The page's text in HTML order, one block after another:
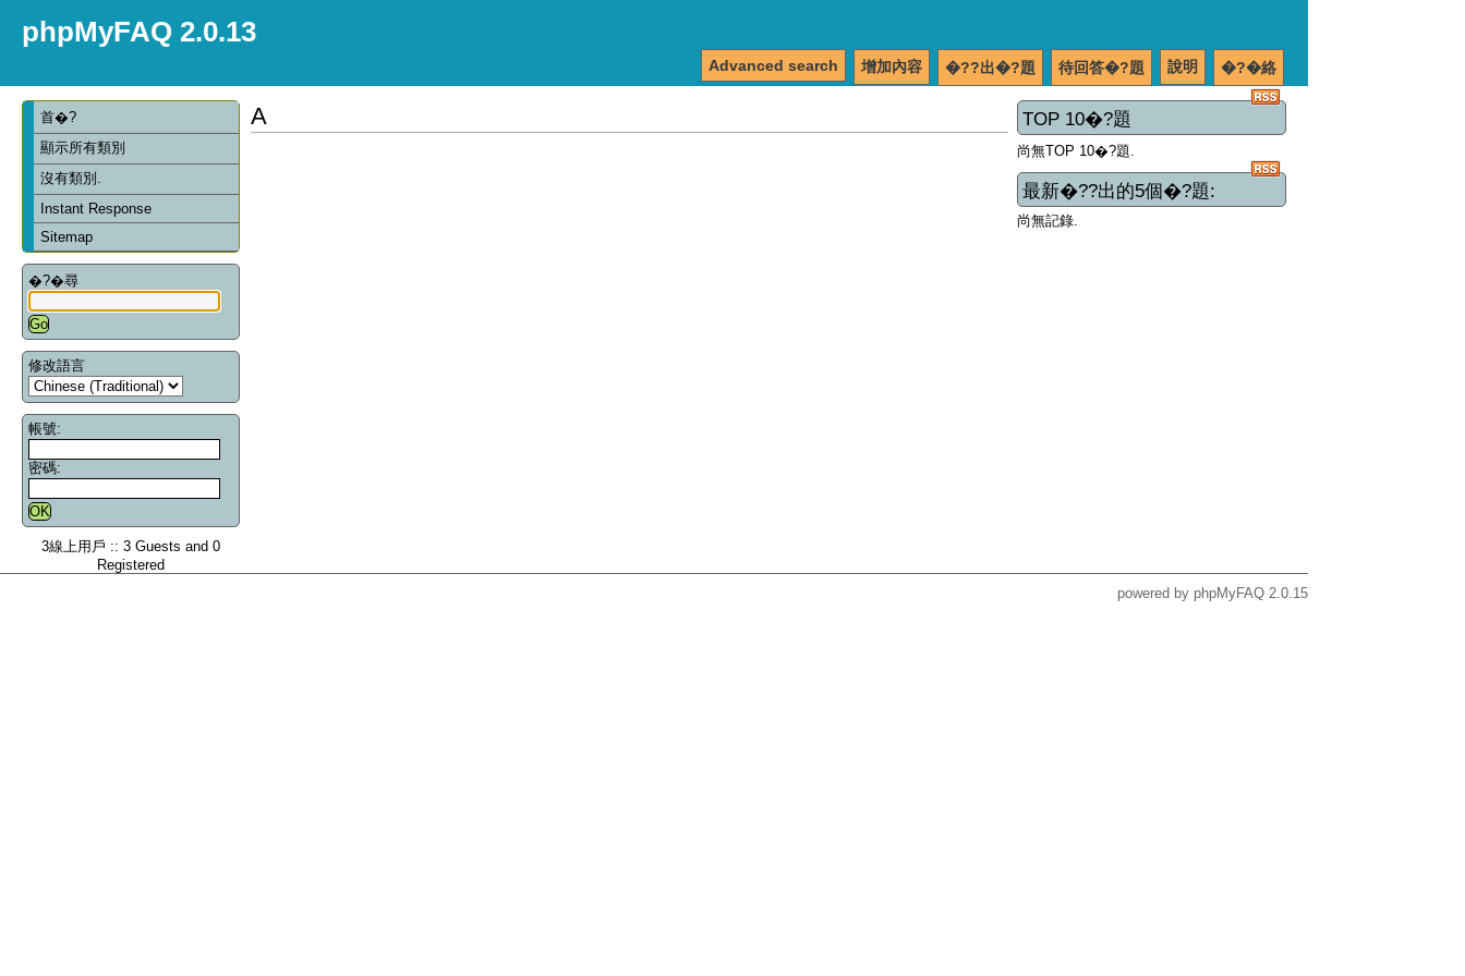
phpMyFAQ 2.0.13
�?�絡
說明
待回答�?題
�??出�?題
增加內容
Advanced search
首�?
顯示所有類別
沒有類別.
Instant Response
Sitemap
�?�尋
修改語言
帳號:
密碼:
3線上用戶 :: 3 Guests and 0
Registered
TOP 10�?題
尚無TOP 10�?題.
最新�??出的5個�?題:
尚無記錄.
A
powered by phpMyFAQ 2.0.15